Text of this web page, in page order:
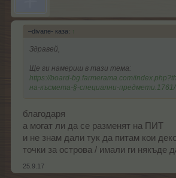
–divane- каза: ↑
Здравей,
Ще ги намериш в тази тема:
https://board-bg.farmerama.com/
на-късмета-§-специални-предмети.1761/
благодаря
а могат ли да се разменят на ПИТ
и не знам дали тук да питам кои
точки за острова / имали ги някъде
25.9.17